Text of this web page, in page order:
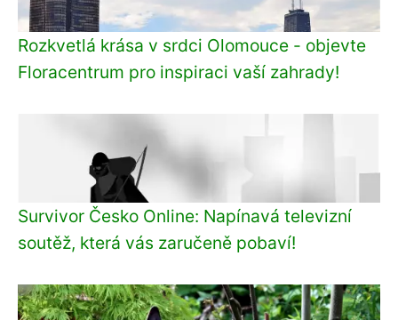
Rozkvetlá krása v srdci Olomouce - objevte
Floracentrum pro inspiraci vaší zahrady!
Survivor Česko Online: Napínavá televizní
soutěž, která vás zaručeně pobaví!